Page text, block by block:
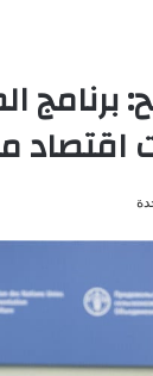
برنامج